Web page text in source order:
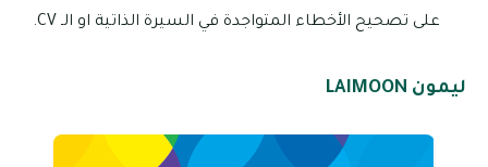
على تصحيح الأخطاء المتواجدة في السيرة الذاتية او الـ CV.
ليمون LAIMOON